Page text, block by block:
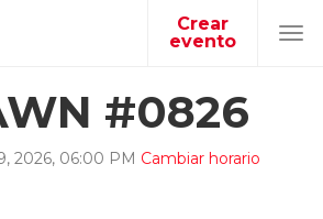
Crear
evento
#0826
, 2026, 06:00 PM Cambiar horario